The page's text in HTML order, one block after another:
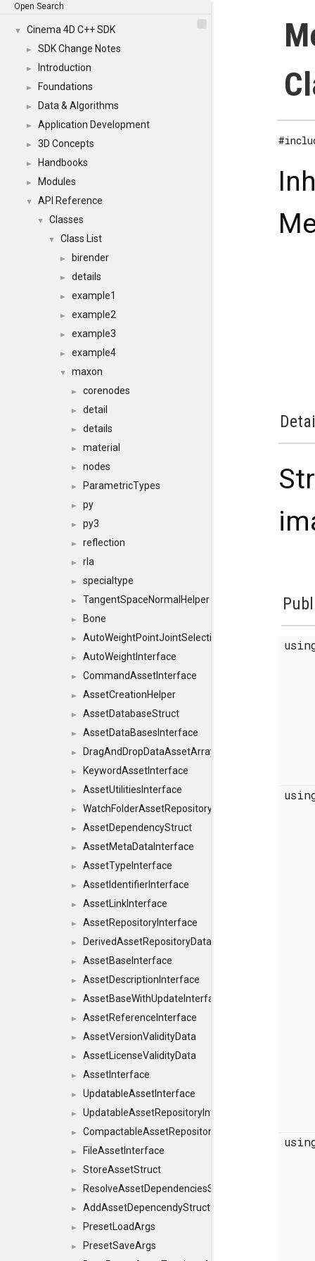
Open Search
▼ Cinema 4D C++ SDK
► SDK Change Notes
► Introduction
► Foundations
► Data & Algorithms
► Application Development
► 3D Concepts
► Handbooks
► Modules
▼ API Reference
▼ Classes
▼ Class List
► birender
► details
► example1
► example2
► example3
► example4
▼ maxon
► corenodes
► detail
► details
► material
► nodes
► ParametricTypes
► py
► py3
► reflection
► rla
► specialtype
► TangentSpaceNormalHelper
► Bone
► AutoWeightPointJointSelections
► AutoWeightInterface
► CommandAssetInterface
► AssetCreationHelper
► AssetDatabaseStruct
► AssetDataBasesInterface
► DragAndDropDataAssetArray
► KeywordAssetInterface
► AssetUtilitiesInterface
► WatchFolderAssetRepositoryInterface
► AssetDependencyStruct
► AssetMetaDataInterface
► AssetTypeInterface
► AssetIdentifierInterface
► AssetLinkInterface
► AssetRepositoryInterface
► DerivedAssetRepositoryDataInterface
► AssetBaseInterface
► AssetDescriptionInterface
► AssetBaseWithUpdateInterface
► AssetReferenceInterface
► AssetVersionValidityData
► AssetLicenseValidityData
► AssetInterface
► UpdatableAssetInterface
► UpdatableAssetRepositoryInterface
► CompactableAssetRepositoryInterface
► FileAssetInterface
► StoreAssetStruct
► ResolveAssetDependenciesStruct
► AddAssetDepencendyStruct
► PresetLoadArgs
►
PresetSaveArgs